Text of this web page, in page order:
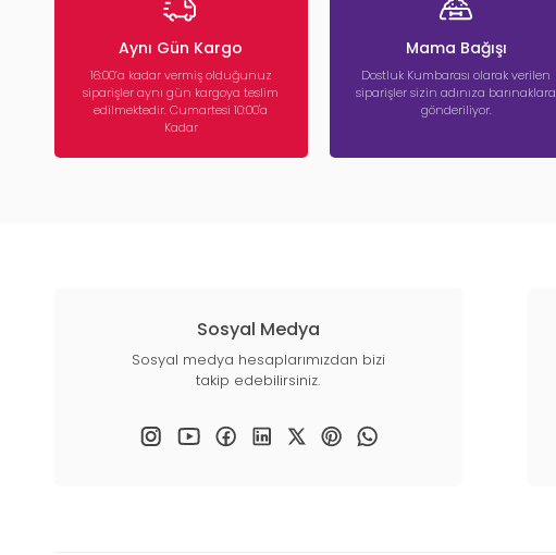
Aynı Gün Kargo
16:00’a kadar vermiş olduğunuz
siparişler aynı gün kargoya teslim
edilmektedir. Cumartesi 10:00'a
Kadar
Mama Bağışı
Dostluk Kumbarası olarak verilen
siparişler sizin adınıza barınaklara
gönderiliyor.
Sosyal Medya
Sosyal medya hesaplarımızdan bizi
takip edebilirsiniz.